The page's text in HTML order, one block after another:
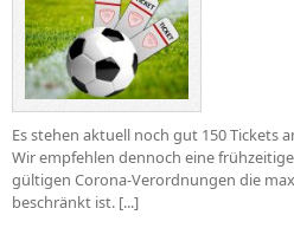
Es stehen aktuell noch gut 150 Tickets
Wir empfehlen dennoch eine
gültigen Corona-Verordnungen die
beschränkt ist. [...]